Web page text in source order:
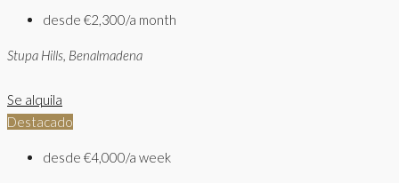
desde €2,300/a month
Stupa Hills, Benalmadena
Se alquila
Destacado
desde €4,000/a week